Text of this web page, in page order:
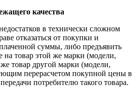
качества
в технически сложном
отказаться от покупки и
суммы, либо предъявить
на товар этой же марки (модели,
товар другой марки (модели,
перерасчетом покупной цены в
потребителю такого товара.